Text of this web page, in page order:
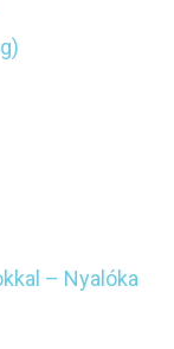
– Nyalóka